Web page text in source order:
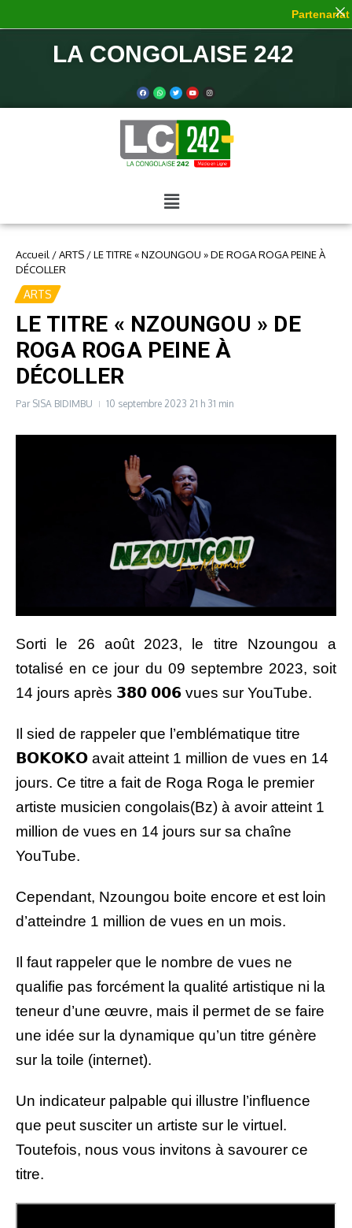
LA CONGOLAISE 242
Accueil /ARTS /LE TITRE « NZOUNGOU » DE ROGA ROGA PEINE À
DÉCOLLER
ARTS
LE TITRE « NZOUNGOU » DE
ROGA ROGA PEINE À
DÉCOLLER
Par SISA BIDIMBU 10 septembre 2023 21 h 31 min
Sorti le 26 août 2023, le titre Nzoungou a
totalisé en ce jour du 09 septembre 2023, soit
14 jours après 𝟯𝟴𝟬 𝟬𝟬𝟲 vues sur YouTube.
Il sied de rappeler que l’emblématique titre
𝗕𝗢𝗞𝗢𝗞𝗢 avait atteint 1 million de vues en 14
jours. Ce titre a fait de Roga Roga le premier
artiste musicien congolais(Bz) à avoir atteint 1
million de vues en 14 jours sur sa chaîne
YouTube.
Cependant, Nzoungou boite encore et est loin
d’atteindre 1 million de vues en un mois.
Il faut rappeler que le nombre de vues ne
qualifie pas forcément la qualité artistique ni la
teneur d’une œuvre, mais il permet de se faire
une idée sur la dynamique qu’un titre génère
sur la toile (internet).
Un indicateur palpable qui illustre l’influence
que peut susciter un artiste sur le virtuel.
Toutefois, nous vous invitons à savourer ce
titre.
Partenariat